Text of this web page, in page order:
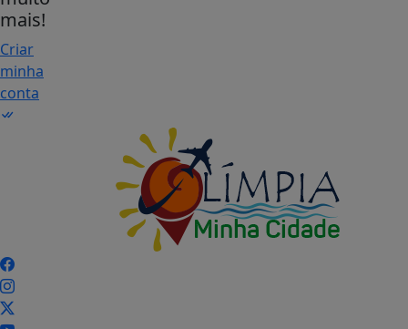
mais!
Criar
minha
conta